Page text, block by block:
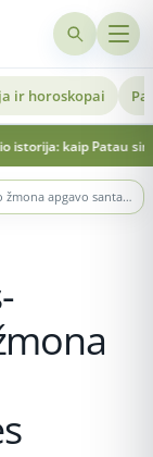
ir horoskopai
Patau sindromą
Antanas Kandrotas-Celofanas su savo žmona apgavo santaupas patikėjusius žmones